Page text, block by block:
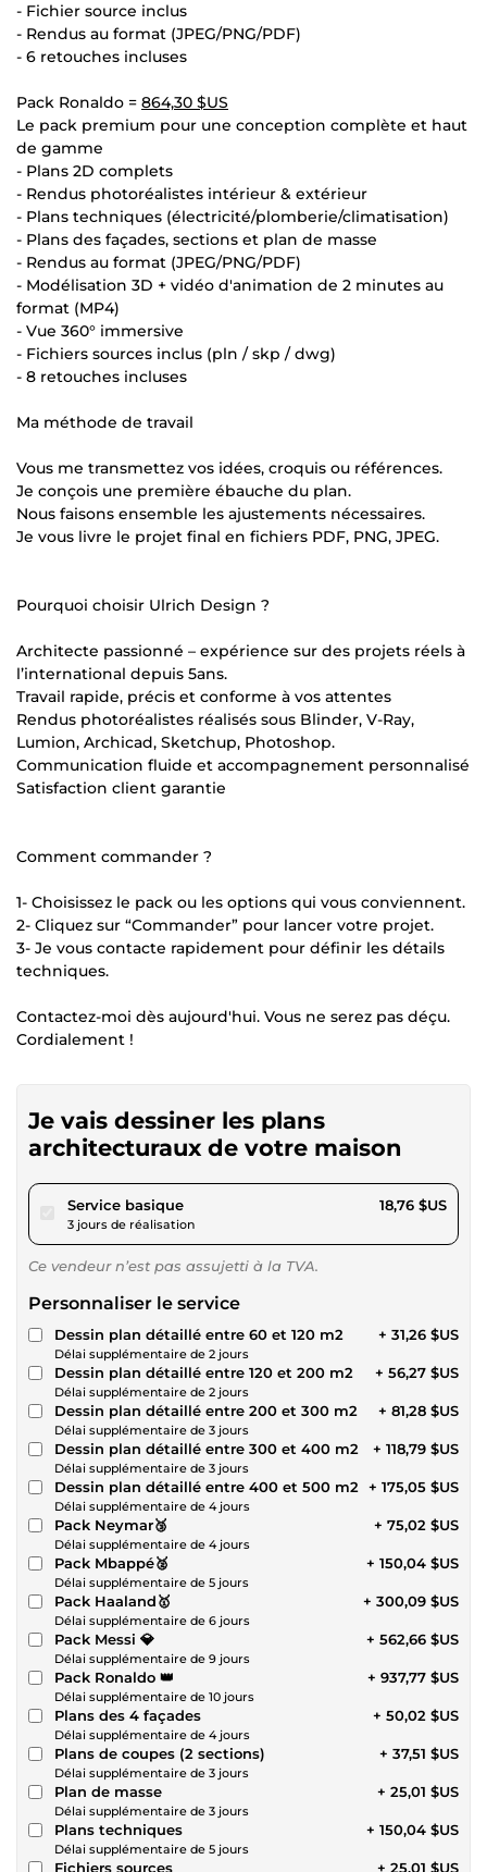
- Fichier source inclus
- Rendus au format (JPEG/PNG/PDF)
- 6 retouches incluses
Pack Ronaldo = 864,30 $US
Le pack premium pour une conception complète et haut
de gamme
- Plans 2D complets
- Rendus photoréalistes intérieur & extérieur
- Plans techniques (électricité/plomberie/climatisation)
- Plans des façades, sections et plan de masse
- Rendus au format (JPEG/PNG/PDF)
- Modélisation 3D + vidéo d'animation de 2 minutes au
format (MP4)
- Vue 360° immersive
- Fichiers sources inclus (pln / skp / dwg)
- 8 retouches incluses
Ma méthode de travail
Vous me transmettez vos idées, croquis ou références.
Je conçois une première ébauche du plan.
Nous faisons ensemble les ajustements nécessaires.
Je vous livre le projet final en fichiers PDF, PNG, JPEG.
Pourquoi choisir Ulrich Design ?
Architecte passionné – expérience sur des projets réels à
l’international depuis 5ans.
Travail rapide, précis et conforme à vos attentes
Rendus photoréalistes réalisés sous Blinder, V-Ray,
Lumion, Archicad, Sketchup, Photoshop.
Communication fluide et accompagnement personnalisé
Satisfaction client garantie
Comment commander ?
1- Choisissez le pack ou les options qui vous conviennent.
2- Cliquez sur “Commander” pour lancer votre projet.
3- Je vous contacte rapidement pour définir les détails
techniques.
Contactez-moi dès aujourd'hui. Vous ne serez pas déçu.
Cordialement !
Je vais dessiner les plans
architecturaux de votre maison
Service basiquepour 17,29 $US
3 jours de réalisation
18,76 $US
Ce vendeur n’est pas assujetti à la TVA.
Personnaliser le service
Dessin plan détaillé entre 60 et 120 m2
Délai supplémentaire de 2 jours
+ 31,26 $US
Dessin plan détaillé entre 120 et 200 m2
Délai supplémentaire de 2 jours
+ 56,27 $US
Dessin plan détaillé entre 200 et 300 m2
Délai supplémentaire de 3 jours
+ 81,28 $US
Dessin plan détaillé entre 300 et 400 m2
Délai supplémentaire de 3 jours
+ 118,79 $US
Dessin plan détaillé entre 400 et 500 m2
Délai supplémentaire de 4 jours
+ 175,05 $US
Pack Neymar🥉
Délai supplémentaire de 4 jours
+ 75,02 $US
Pack Mbappé🥈
Délai supplémentaire de 5 jours
+ 150,04 $US
Pack Haaland🥇
Délai supplémentaire de 6 jours
+ 300,09 $US
Pack Messi 💎
Délai supplémentaire de 9 jours
+ 562,66 $US
Pack Ronaldo 👑
Délai supplémentaire de 10 jours
+ 937,77 $US
Plans des 4 façades
Délai supplémentaire de 4 jours
+ 50,02 $US
Plans de coupes (2 sections)
Délai supplémentaire de 3 jours
+ 37,51 $US
Plan de masse
Délai supplémentaire de 3 jours
+ 25,01 $US
Plans techniques
Délai supplémentaire de 5 jours
+ 150,04 $US
Fichiers sources + 25,01 $US